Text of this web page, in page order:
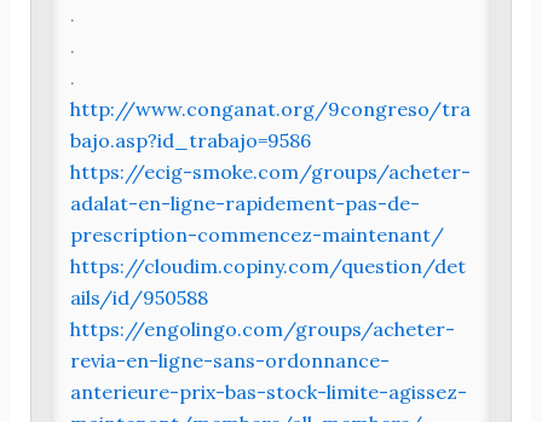
.
.
.
http://www.conganat.org/9congreso/tra
bajo.asp?id_trabajo=9586
https://ecig-smoke.com/groups/acheter-
adalat-en-ligne-rapidement-pas-de-
prescription-commencez-maintenant/
https://cloudim.copiny.com/question/det
ails/id/950588
https://engolingo.com/groups/acheter-
revia-en-ligne-sans-ordonnance-
anterieure-prix-bas-stock-limite-agissez-